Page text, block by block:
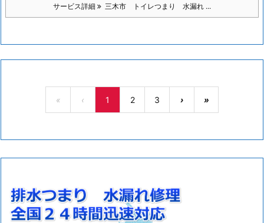
サービス詳細 三木市 トイレつまり 水漏れ ...
« ‹ 1 2 3 › »